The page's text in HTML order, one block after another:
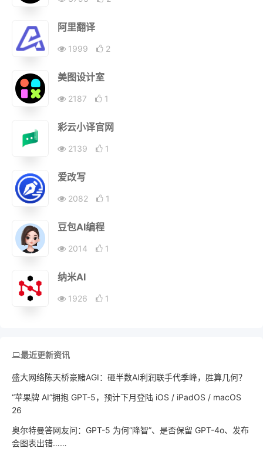
阿里翻译
1999 2
美图设计室
2187 1
彩云小译官网
2139 1
爱改写
2082 1
豆包AI编程
2014 1
纳米AI
1926 1
最近更新资讯
盛大网络陈天桥豪赌AGI：砸半数AI利润联手代季峰，胜算几何？
“苹果牌 AI”拥抱 GPT-5，预计下月登陆 iOS / iPadOS / macOS
26
奥尔特曼答网友问：GPT-5 为何“降智”、是否保留 GPT-4o、发布
会图表出错……